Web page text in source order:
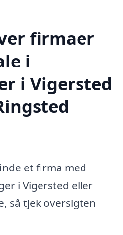
firmaer
i
i Vigersted
et firma med
i Vigersted eller
så tjek oversigten